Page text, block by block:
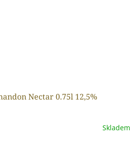
Nectar 0.75l 12,5%
Skladem